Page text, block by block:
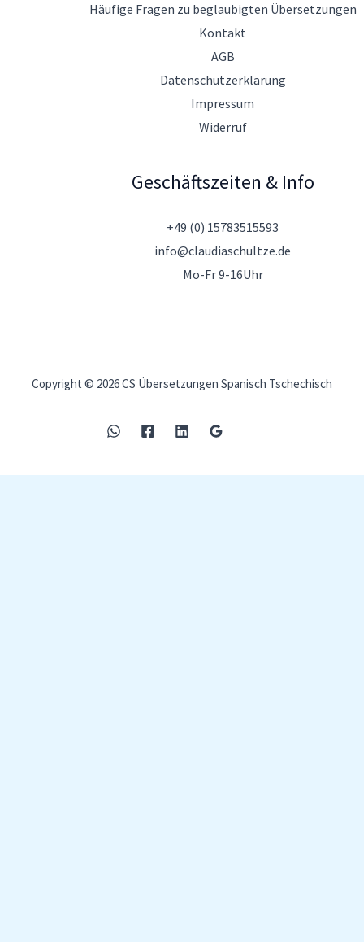
Häufige Fragen zu beglaubigten Übersetzungen
Kontakt
AGB
Datenschutzerklärung
Impressum
Widerruf
Geschäftszeiten & Info
+49 (0) 15783515593
info@claudiaschultze.de
Mo-Fr 9-16Uhr
Copyright © 2026 CS Übersetzungen Spanisch Tschechisch